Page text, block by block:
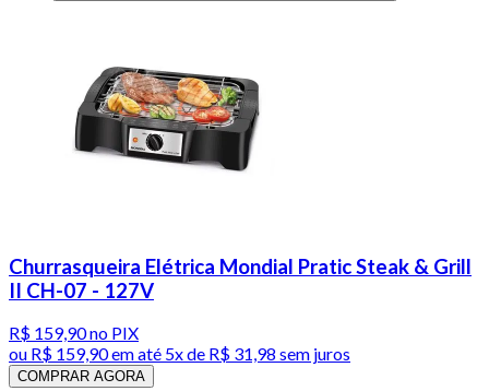
Churrasqueira Elétrica Mondial Pratic Steak & Grill
II CH-07 - 127V
R$ 159,90no PIX
ou R$ 159,90em até 5x de R$ 31,98 sem juros
COMPRAR AGORA